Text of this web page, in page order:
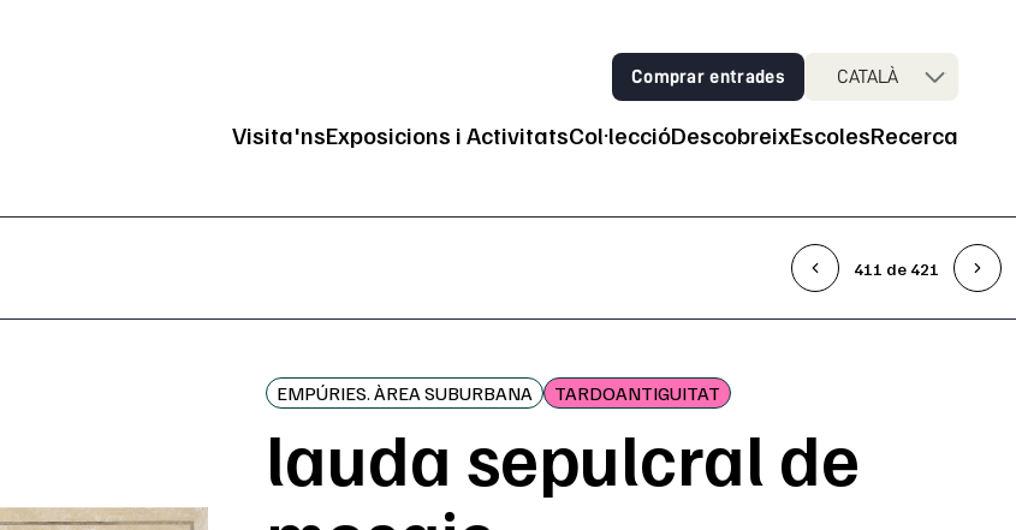
Comprar entrades CATALÀ
Navegació principal
Visita'nsExposicions i ActivitatsCol·leccióDescobreixEscolesRecerca
411 de 421
EMPÚRIES. ÀREA SUBURBANA TARDOANTIGUITAT
lauda sepulcral de